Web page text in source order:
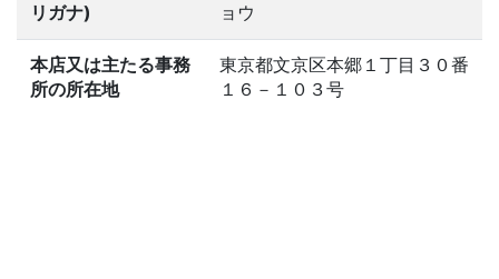
リガナ)
ョウ
本店又は主たる事務
所の所在地
東京都文京区本郷１丁目３０番
１６－１０３号